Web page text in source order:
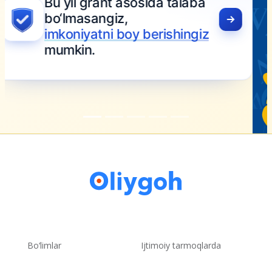
Bo‘limlar Ijtimoiy tarmoqlarda